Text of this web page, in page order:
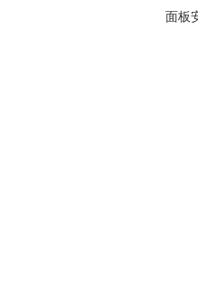
面板安装开口